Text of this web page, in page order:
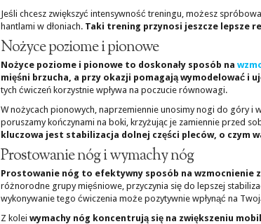
Jeśli chcesz zwiększyć intensywność treningu, możesz
hantlami w dłoniach. Taki trening przynosi jeszcze lepsze
Nożyce poziome i pionowe
Nożyce poziome i pionowe to doskonały sposób na
mięśni brzucha, a przy okazji pomagają wymodelować i
tych ćwiczeń korzystnie wpływa na poczucie równowagi.
W nożycach pionowych, naprzemiennie unosimy nogi do góry i
poruszamy kończynami na boki, krzyżując je zamiennie przed
kluczowa jest stabilizacja dolnej części pleców, o czym
Prostowanie nóg i wymachy nóg
Prostowanie nóg to efektywny sposób na wzmocnienie
różnorodne grupy mięśniowe, przyczynia się do lepszej
wykonywanie tego ćwiczenia może pozytywnie wpłynąć na
Z kolei wymachy nóg koncentrują się na zwiększeniu